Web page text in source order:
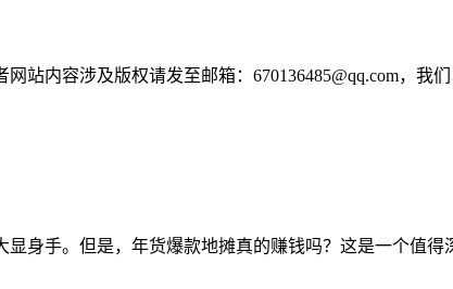
站内容涉及版权请发至邮箱：670136485@qq.com，我
身手。但是，年货爆款地摊真的赚钱吗？这是一个值